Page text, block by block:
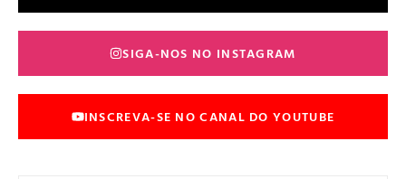
SIGA-NOS NO INSTAGRAM
INSCREVA-SE NO CANAL DO YOUTUBE